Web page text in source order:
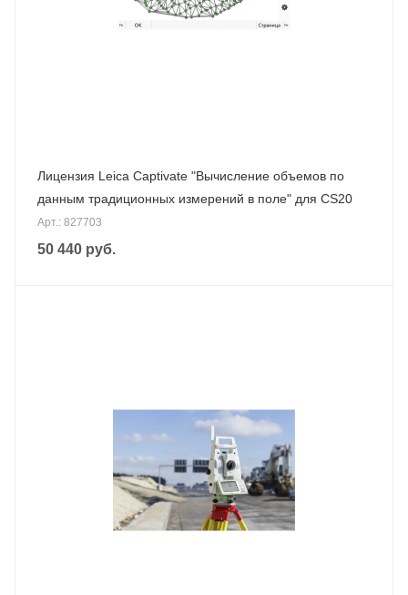
Лицензия Leica Captivate "Вычисление объемов по
данным традиционных измерений в поле" для CS20
Арт.: 827703
50 440 руб.